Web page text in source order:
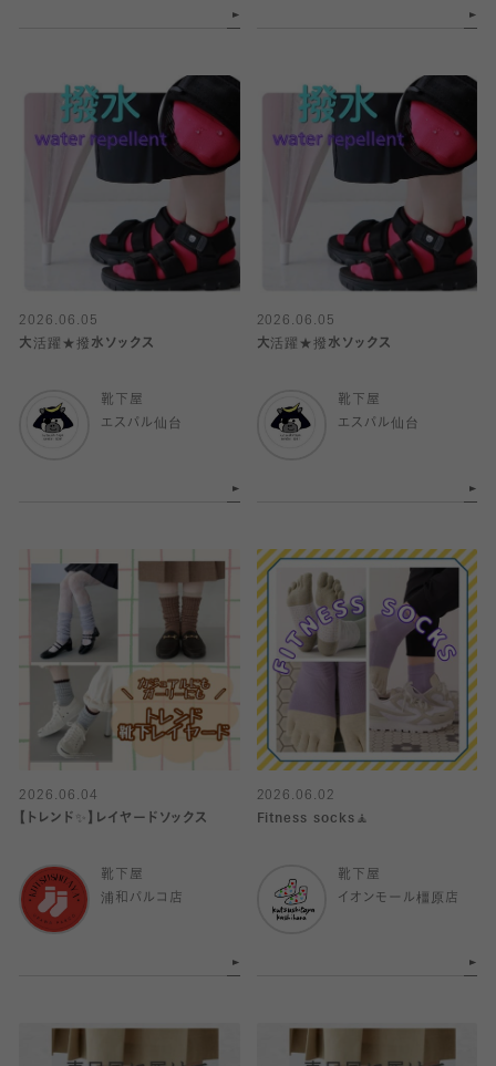
2026.06.05
大活躍★撥水ソックス
靴下屋
エスパル仙台
2026.06.05
大活躍★撥水ソックス
靴下屋
エスパル仙台
2026.06.04
【トレンド✨️】レイヤードソックス
靴下屋
浦和パルコ店
2026.06.02
Fitness socks🧘
靴下屋
イオンモール橿原店